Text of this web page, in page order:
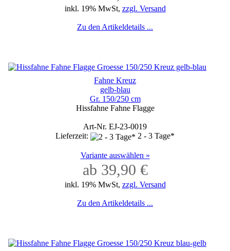
inkl. 19% MwSt, zzgl. Versand
Zu den Artikeldetails ...
Fahne Kreuz
gelb-blau
Gr. 150/250 cm
Hissfahne Fahne Flagge
Art-Nr. EJ-23-0019
Lieferzeit:
2 - 3 Tage*
Variante auswählen »
ab 39,90 €
inkl. 19% MwSt, zzgl. Versand
Zu den Artikeldetails ...